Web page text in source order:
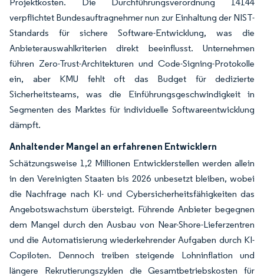
verpflichtet Bundesauftragnehmer nun zur Einhaltung der NIST-
Standards für sichere Software-Entwicklung, was die
Anbieterauswahlkriterien direkt beeinflusst. Unternehmen
führen Zero-Trust-Architekturen und Code-Signing-Protokolle
ein, aber KMU fehlt oft das Budget für dedizierte
Sicherheitsteams, was die Einführungsgeschwindigkeit in
Segmenten des Marktes für individuelle Softwareentwicklung
dämpft.
Anhaltender Mangel an erfahrenen Entwicklern
Schätzungsweise 1,2 Millionen Entwicklerstellen werden allein
in den Vereinigten Staaten bis 2026 unbesetzt bleiben, wobei
die Nachfrage nach KI- und Cybersicherheitsfähigkeiten das
Angebotswachstum übersteigt. Führende Anbieter begegnen
dem Mangel durch den Ausbau von Near-Shore-Lieferzentren
und die Automatisierung wiederkehrender Aufgaben durch KI-
Copiloten. Dennoch treiben steigende Lohninflation und
längere Rekrutierungszyklen die Gesamtbetriebskosten für